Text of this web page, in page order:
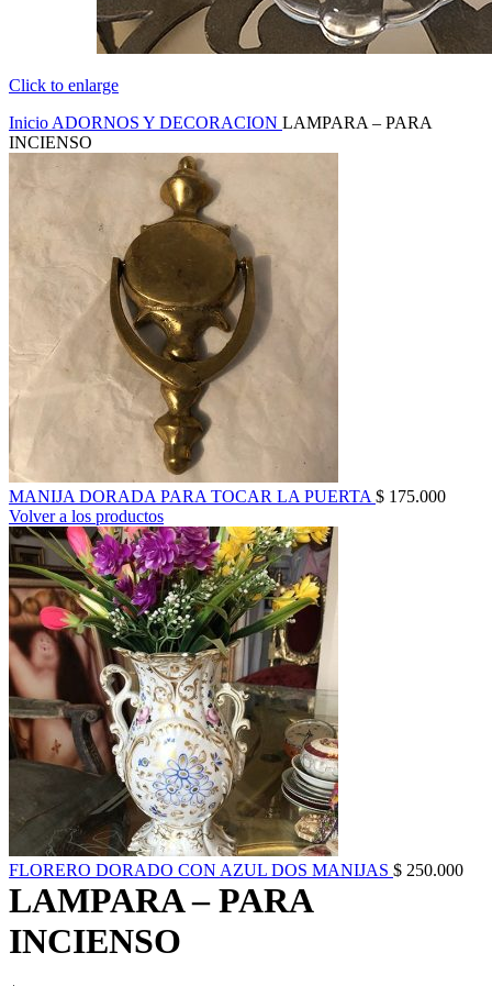
Click to enlarge
Inicio ADORNOS Y DECORACION LAMPARA – PARA
INCIENSO
MANIJA DORADA PARA TOCAR LA PUERTA $ 175.000
Volver a los productos
FLORERO DORADO CON AZUL DOS MANIJAS $ 250.000
LAMPARA – PARA
INCIENSO